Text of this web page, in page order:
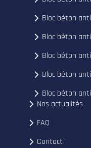
Bloc béton
Bloc béton
Bloc béton
Bloc béton
Bloc béton
Nos actualités
FAQ
Contact